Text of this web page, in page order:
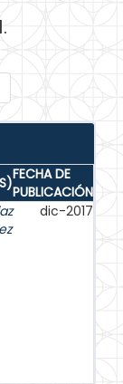
FECHA DE
PUBLICACIÓN
dic-2017